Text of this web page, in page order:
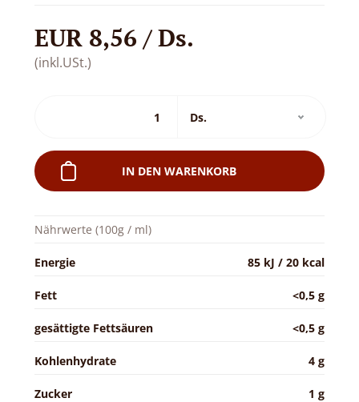
EUR 8,56 / Ds.
(inkl.USt.)
IN DEN WARENKORB
Nährwerte (100g / ml)
Energie 85 kJ / 20 kcal
Fett <0,5 g
gesättigte Fettsäuren <0,5 g
Kohlenhydrate 4 g
Zucker 1 g